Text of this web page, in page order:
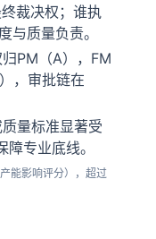
裁决权；谁执
与质量负责。
PM（A），FM
，审批链在
量标准显著受
专业底线。
能影响评分），超过